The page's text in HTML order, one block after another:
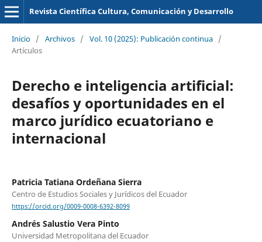
Revista Científica Cultura, Comunicación y Desarrollo
Inicio / Archivos / Vol. 10 (2025): Publicación continua /
Artículos
Derecho e inteligencia artificial:
desafíos y oportunidades en el
marco jurídico ecuatoriano e
internacional
Patricia Tatiana Ordeñana Sierra
Centro de Estudios Sociales y Jurídicos del Ecuador
https://orcid.org/0009-0008-6392-8099
Andrés Salustio Vera Pinto
Universidad Metropolitana del Ecuador